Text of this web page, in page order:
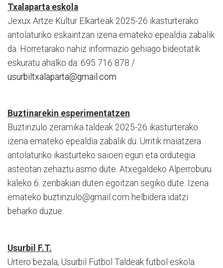
Txalaparta eskola
Jexux Artze Kultur Elkarteak 2025-26 ikasturterako
antolaturiko eskaintzan izena emateko epealdia zabalik
da. Horretarako nahiz informazio gehiago bideotatik
eskuratu ahalko da: 695 716 878 /
usurbiltxalaparta@gmail.com
Buztinarekin esperimentatzen
Buztinzulo zeramika taldeak 2025-26 ikasturterako
izena emateko epealdia zabalik du. Urritik maiatzera
antolaturiko ikasturteko saioen egun eta ordutegia
asteotan zehaztu asmo dute. Atxegaldeko Alperroburu
kaleko 6. zenbakian duten egoitzan segiko dute. Izena
emateko buztinzulo@gmail.com helbidera idatzi
beharko duzue.
Usurbil F.T.
Urtero bezala, Usurbil Futbol Taldeak futbol eskola